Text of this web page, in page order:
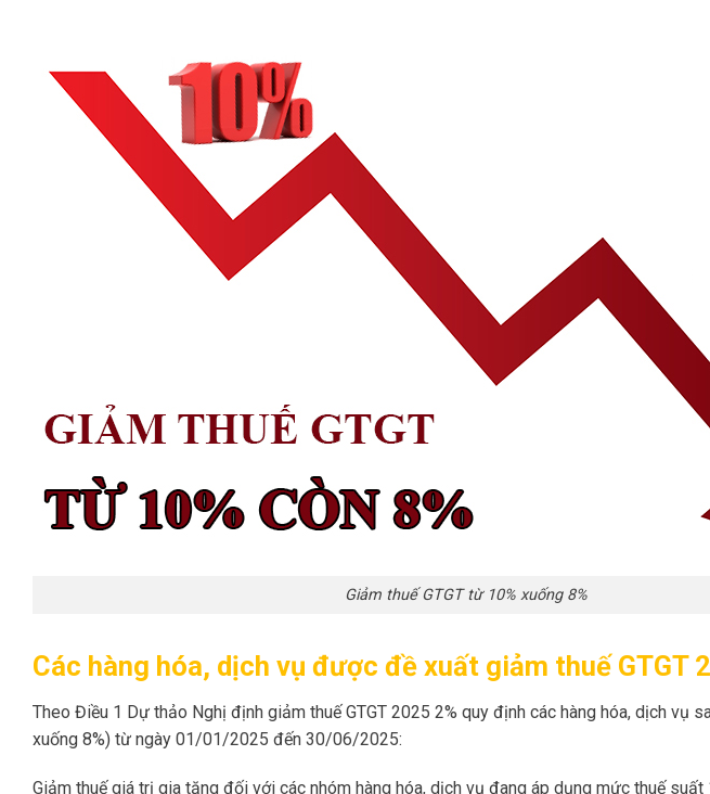
Giảm thuế GTGT từ 10% xuống 8%
Các hàng hóa, dịch vụ được đề xuất giảm thuế GTGT
Theo Điều 1 Dự thảo Nghị định giảm thuế GTGT 2025 2% quy định các hàng hóa, dịch vụ
xuống 8%) từ ngày 01/01/2025 đến 30/06/2025:
Giảm thuế giá trị gia tăng đối với các nhóm hàng hóa, dịch vụ đang áp dụng mức thuế suất